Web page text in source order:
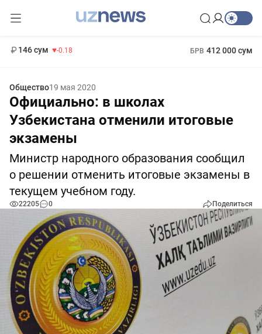
146 сум -0.18 БРВ 412 000 сум
Общество19 мая 2020
Официально: в школах
Узбекистана отменили итоговые
экзамены
Министр народного образования сообщил
о решении отменить итоговые экзамены в
текущем учебном году.
22205 0 Поделиться